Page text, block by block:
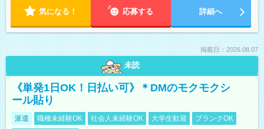
気になる！ 応募する 詳細へ
掲載日：2026.08.07
未読
《単発1日OK！日払い可》＊DMのモクモクシ
ール貼り
派遣 職種未経験OK 社会人未経験OK 大学生歓迎
ブランクOK